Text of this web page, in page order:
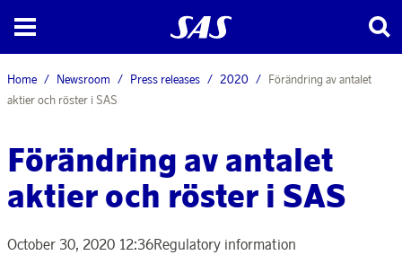
Home Newsroom Press releases 2020
Förändring av antalet
aktier och röster i SAS
Förändring av antalet
aktier och röster i SAS
October 30, 2020 12:36Regulatory information